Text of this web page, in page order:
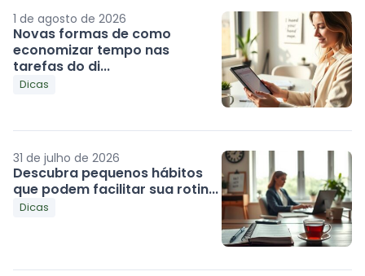
1 de agosto de 2026
Novas formas de como
economizar tempo nas
tarefas do di...
Dicas
31 de julho de 2026
Descubra pequenos hábitos
que podem facilitar sua rotin...
Dicas